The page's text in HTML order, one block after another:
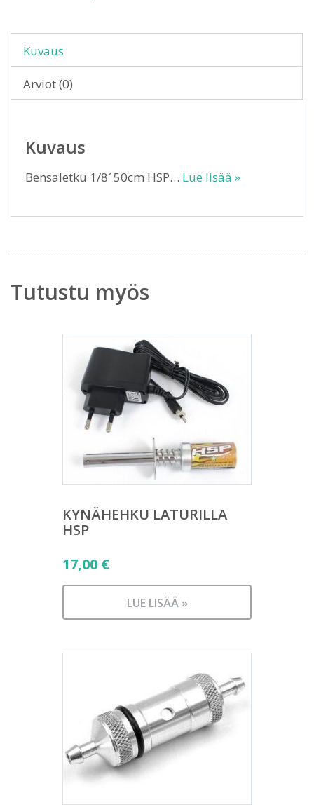
Kuvaus
Arviot (0)
Kuvaus
Bensaletku 1/8′ 50cm HSP… Lue lisää »
Tutustu myös
KYNÄHEHKU LATURILLA
HSP
17,00 €
LUE LISÄÄ »